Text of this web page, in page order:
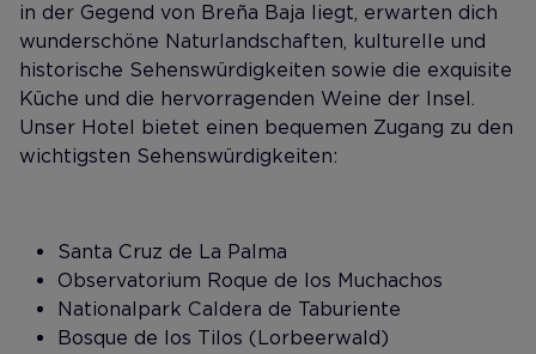
in der Gegend von Breña Baja liegt, erwarten dich
wunderschöne Naturlandschaften, kulturelle und
historische Sehenswürdigkeiten sowie die exquisite
Küche und die hervorragenden Weine der Insel.
Unser Hotel bietet einen bequemen Zugang zu den
wichtigsten Sehenswürdigkeiten:
Santa Cruz de La Palma
Observatorium Roque de los Muchachos
Nationalpark Caldera de Taburiente
Bosque de los Tilos (Lorbeerwald)